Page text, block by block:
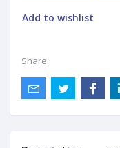
Add to wishlist
Share: